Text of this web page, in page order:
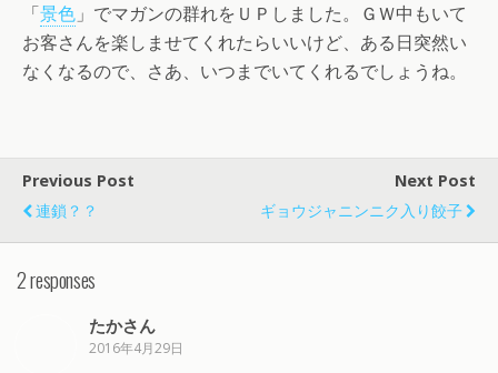
「景色 」でマガンの群れをＵＰしました。ＧＷ中もいて
お客さんを楽しませてくれたらいいけど、ある日突然い
なくなるので、さあ、いつまでいてくれるでしょうね。
Previous Post
連鎖？？
Next Post
ギョウジャニンニク入り餃子
2 responses
たかさん
2016年4月29日